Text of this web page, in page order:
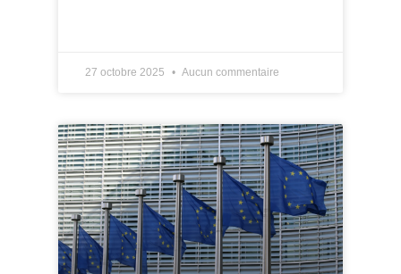
27 octobre 2025 Aucun commentaire